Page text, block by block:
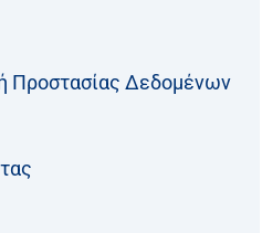
Προστασίας Δεδομένων